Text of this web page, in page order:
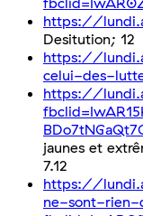
https://
Desitution; 12
https://
celui-des-
https://
jaunes et
7.12
https://
ne-sont-rien-